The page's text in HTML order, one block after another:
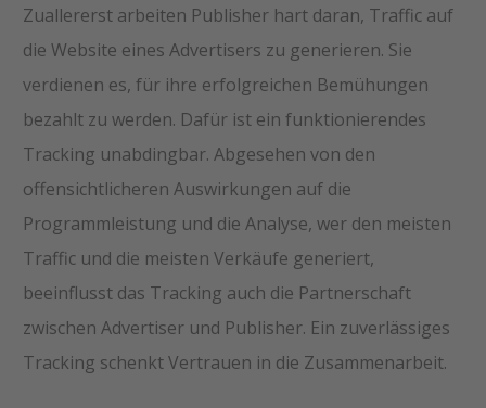
Zuallererst arbeiten Publisher hart daran, Traffic auf
die Website eines Advertisers zu generieren. Sie
verdienen es, für ihre erfolgreichen Bemühungen
bezahlt zu werden. Dafür ist ein funktionierendes
Tracking unabdingbar. Abgesehen von den
offensichtlicheren Auswirkungen auf die
Programmleistung und die Analyse, wer den meisten
Traffic und die meisten Verkäufe generiert,
beeinflusst das Tracking auch die Partnerschaft
zwischen Advertiser und Publisher. Ein zuverlässiges
Tracking schenkt Vertrauen in die Zusammenarbeit.